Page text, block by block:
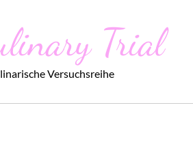
Trial
Versuchsreihe